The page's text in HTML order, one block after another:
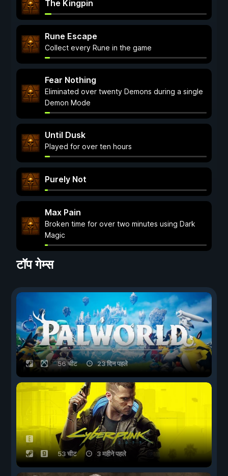
The Kingpin
Rune Escape
Collect every Rune in the game
Fear Nothing
Eliminated over twenty Demons during a single
Demon Mode
Until Dusk
Played for over ten hours
Purely Not
Max Pain
Broken time for over two minutes using Dark
Magic
टॉप गेम्स
56 चीट 23 दिन पहले
53 चीट 3 महीने पहले